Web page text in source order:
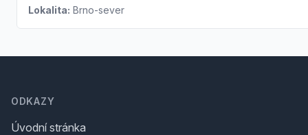
Lokalita: Brno-sever
ODKAZY
Úvodní stránka